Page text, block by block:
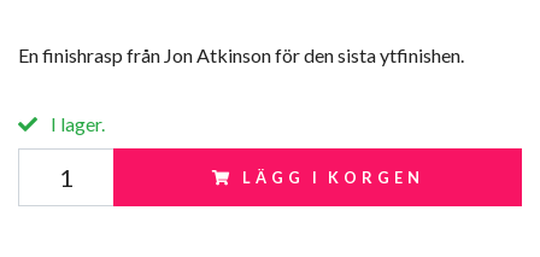
En finishrasp från Jon Atkinson för den sista ytfinishen.
I lager.
LÄGG I KORGEN